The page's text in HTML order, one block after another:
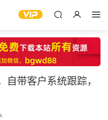
带客户系统跟踪，